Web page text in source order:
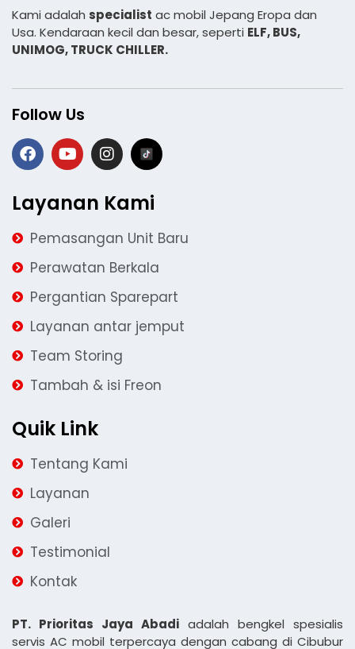
Kami adalah specialist ac mobil Jepang Eropa dan
Usa. Kendaraan kecil dan besar, seperti ELF, BUS,
UNIMOG, TRUCK CHILLER.
Follow Us
Layanan Kami
Pemasangan Unit Baru
Perawatan Berkala
Pergantian Sparepart
Layanan antar jemput
Team Storing
Tambah & isi Freon
Quik Link
Tentang Kami
Layanan
Galeri
Testimonial
Kontak
PT. Prioritas Jaya Abadi adalah bengkel spesialis
servis AC mobil terpercaya dengan cabang di Cibubur